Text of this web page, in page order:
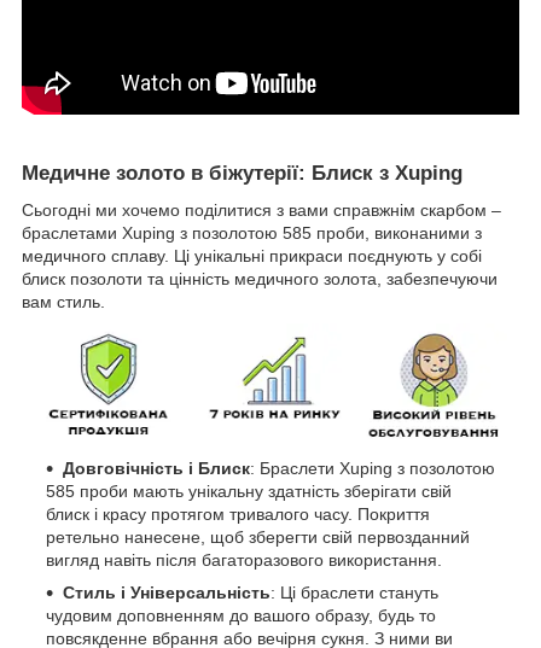
Медичне золото в біжутерії: Блиск з Xuping
Сьогодні ми хочемо поділитися з вами справжнім скарбом –
браслетами Xuping з позолотою 585 проби, виконаними з
медичного сплаву. Ці унікальні прикраси поєднують у собі
блиск позолоти та цінність медичного золота, забезпечуючи
вам стиль.
Довговічність і Блиск: Браслети Xuping з позолотою
585 проби мають унікальну здатність зберігати свій
блиск і красу протягом тривалого часу. Покриття
ретельно нанесене, щоб зберегти свій первозданний
вигляд навіть після багаторазового використання.
Стиль і Універсальність: Ці браслети стануть
чудовим доповненням до вашого образу, будь то
повсякденне вбрання або вечірня сукня. З ними ви